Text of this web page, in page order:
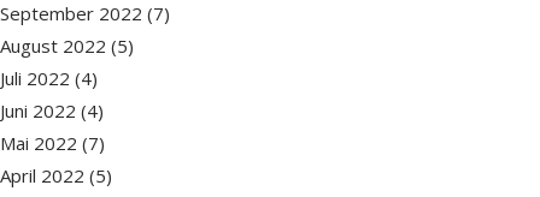
September 2022 (7)
August 2022 (5)
Juli 2022 (4)
Juni 2022 (4)
Mai 2022 (7)
April 2022 (5)